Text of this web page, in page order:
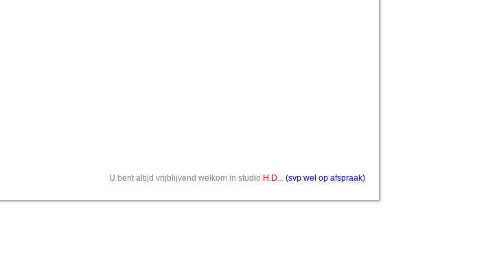
U bent altijd vrijblijvend welkom in studio H.D... (svp wel op afspraak)